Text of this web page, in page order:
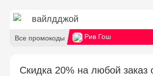
Все промокоды Рив Гош
Скидка 20% на любой заказ